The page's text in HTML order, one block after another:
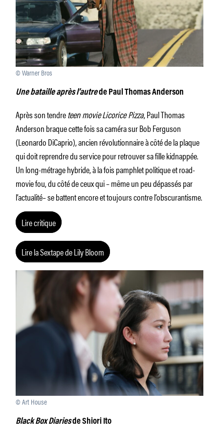
© Warner Bros
Une bataille après l’autrede Paul Thomas Anderson
Après son tendreteen movieLicorice Pizza, Paul Thomas
Anderson braque cette fois sa caméra sur Bob Ferguson
(Leonardo DiCaprio), ancien révolutionnaire à côté de la plaque
qui doit reprendre du service pour retrouver sa fille kidnappée.
Un long-métrage hybride, à la fois pamphlet politique et road-
movie fou, du côté de ceux qui – même un peu dépassés par
l’actualité– se battent encore et toujours contre l’obscurantisme.
Lire critique
Lire la Sextape de Lily Bloom
© Art House
Black Box Diariesde Shiori Ito